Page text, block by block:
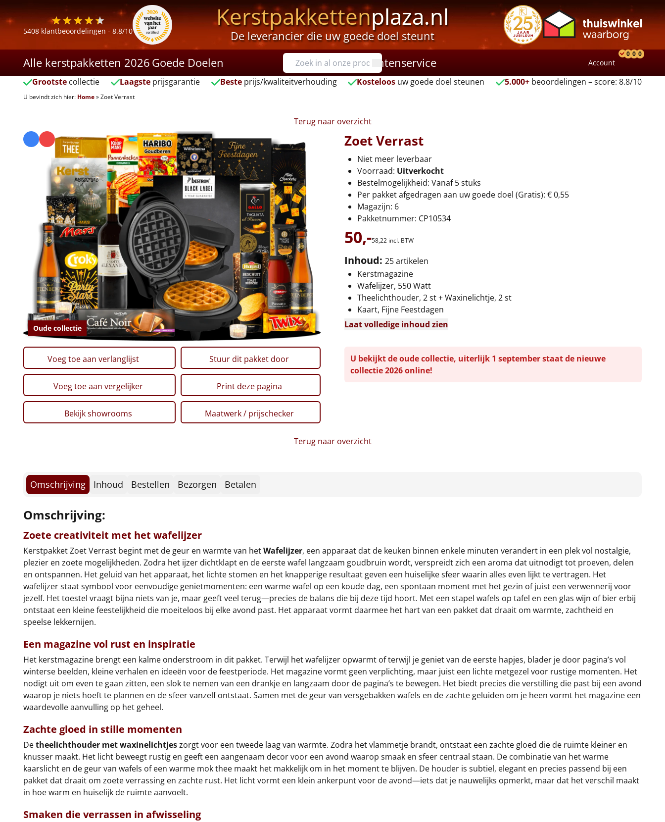
5408 klantbeoordelingen - 8.8/10 Kerstpakkettenplaza.nl
De leverancier die uw goede doel steunt
Alle kerstpakketten 2026 Goede Doelen Klantenservice Account
0 0 0
Grootste collectie Laagsteprijsgarantie Besteprijs/kwaliteitverhouding Kosteloos uw goede doel steunen 5.000+ beoordelingen – score: 8.8/10
U bevindt zich hier: Home»Zoet Verrast
Terug naar overzicht
Oude collectie
Zoet Verrast
Niet meer leverbaar
Voorraad: Uitverkocht
Bestelmogelijkheid: Vanaf 5 stuks
Per pakket afgedragen aan uw goede doel (Gratis): € 0,55
Magazijn: 6
Pakketnummer: CP10534
50,-58,22 incl. BTW
Inhoud: 25 artikelen
Kerstmagazine
Wafelijzer, 550 Watt
Theelichthouder, 2 st + Waxinelichtje, 2 st
Kaart, Fijne Feestdagen
Laat volledige inhoud zien
Voeg toe aan verlanglijst Stuur dit pakket door
Voeg toe aan vergelijker Print deze pagina
Bekijk showrooms Maatwerk / prijschecker
U bekijkt de oude collectie, uiterlijk 1 september staat de nieuwe
collectie 2026 online!
Terug naar overzicht
Omschrijving Inhoud Bestellen Bezorgen Betalen
Omschrijving:
Zoete creativiteit met het wafelijzer
Kerstpakket Zoet Verrast begint met de geur en warmte van hetWafelijzer, een apparaat dat de keuken binnen enkele minuten verandert in een plek vol nostalgie,
plezier en zoete mogelijkheden. Zodra het ijzer dichtklapt en de eerste wafel langzaam goudbruin wordt, verspreidt zich een aroma dat uitnodigt tot proeven, delen
en ontspannen. Het geluid van het apparaat, het lichte stomen en het knapperige resultaat geven een huiselijke sfeer waarin alles even lijkt te vertragen. Het
wafelijzer staat symbool voor eenvoudige genietmomenten: een warme wafel op een koude dag, een spontaan moment met het gezin of juist een verwennerij voor
jezelf. Het toestel vraagt bijna niets van je, maar geeft veel terug—precies de balans die bij deze tijd hoort. Met een stapel wafels op tafel en een glas wijn of bier erbij
ontstaat een kleine feestelijkheid die moeiteloos bij elke avond past. Het apparaat vormt daarmee het hart van een pakket dat draait om warmte, zachtheid en
speelse lekkernijen.
Een magazine vol rust en inspiratie
Het kerstmagazine brengt een kalme onderstroom in dit pakket. Terwijl het wafelijzer opwarmt of terwijl je geniet van de eerste hapjes, blader je door pagina’s vol
winterse beelden, kleine verhalen en ideeën voor de feestperiode. Het magazine vormt geen verplichting, maar juist een lichte metgezel voor rustige momenten. Het
nodigt uit om even te gaan zitten, een slok te nemen van een drankje en langzaam door de pagina’s te bewegen. Het biedt precies die verstilling die past bij een avond
waarop je niets hoeft te plannen en de sfeer vanzelf ontstaat. Samen met de geur van versgebakken wafels en de zachte geluiden om je heen vormt het magazine een
waardevolle aanvulling op het geheel.
Zachte gloed in stille momenten
Detheelichthouder met waxinelichtjeszorgt voor een tweede laag van warmte. Zodra het vlammetje brandt, ontstaat een zachte gloed die de ruimte kleiner en
knusser maakt. Het licht beweegt rustig en geeft een aangenaam decor voor een avond waarop smaak en sfeer centraal staan. De combinatie van het warme
kaarslicht en de geur van wafels of een warme mok thee maakt het makkelijk om in het moment te blijven. De houder is subtiel, elegant en precies passend bij een
pakket dat draait om zoete verrassing en zachte rust. Het licht vormt een klein ankerpunt voor de avond—iets dat je nauwelijks opmerkt, maar dat het verschil maakt
in hoe warm en huiselijk de ruimte aanvoelt.
Smaken die verrassen in afwisseling